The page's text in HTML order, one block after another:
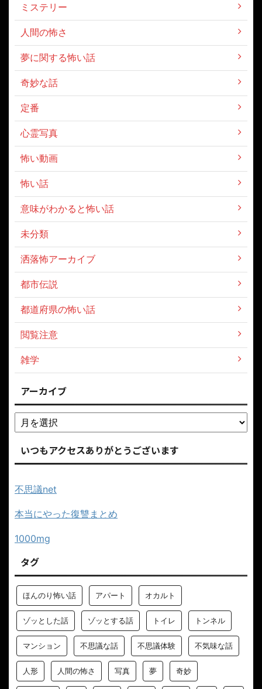
ミステリー
人間の怖さ
夢に関する怖い話
奇妙な話
定番
心霊写真
怖い動画
怖い話
意味がわかると怖い話
未分類
洒落怖アーカイブ
都市伝説
都道府県の怖い話
閲覧注意
雑学
アーカイブ
いつもアクセスありがとうございます
不思議net
本当にやった復讐まとめ
1000mg
タグ
ほんのり怖い話 アパート オカルト
ゾッとした話 ゾッとする話 トイレ トンネル
マンション 不思議な話 不思議体験 不気味な話
人形 人間の怖さ 写真 夢 奇妙